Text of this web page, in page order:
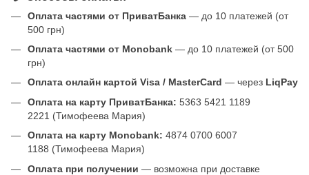
Оплата частями от ПриватБанка — до 10 платежей (от
500 грн)
Оплата частями от Monobank — до 10 платежей (от 500
грн)
Оплата онлайн картой Visa / MasterCard — через LiqPay
Оплата на карту ПриватБанка: 5363 5421 1189
2221 (Тимофеева Мария)
Оплата на карту Monobank: 4874 0700 6007
1188 (Тимофеева Мария)
Оплата при получении — возможна при доставке